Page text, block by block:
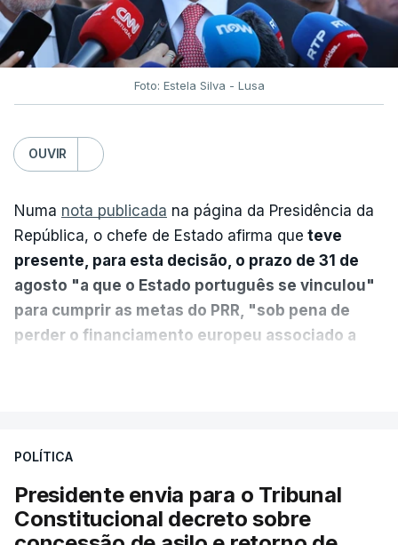
Foto: Estela Silva - Lusa
OUVIR
Numa nota publicada na página da Presidência da
República, o chefe de Estado afirma que teve
presente, para esta decisão, o prazo de 31 de
agosto "a que o Estado português se vinculou"
para cumprir as metas do PRR, "sob pena de
perder o financiamento europeu associado a
sistema mais simples, mais justo e transparente".
"Sempre que seja possível reduzir burocracias,
eliminar sobreposições e garantir que os apoios
POLÍTICA
Presidente envia para o Tribunal
Constitucional decreto sobre